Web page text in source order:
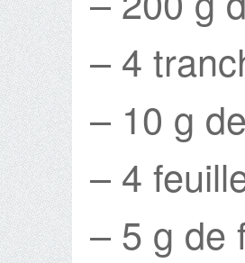
– 4
– 10 g
– 4
– 5 g de